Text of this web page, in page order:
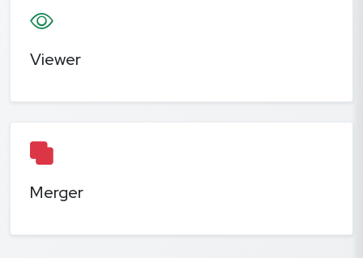
Viewer
Merger